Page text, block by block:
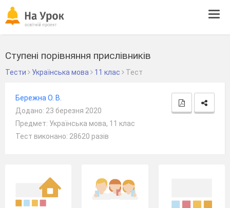
Ступені порівняння прислівників
Тести Українська мова 11 клас Тест
Бережна О. В.
Додано: 23 березня 2020
Предмет: Українська мова, 11 клас
Тест виконано: 28620 разів